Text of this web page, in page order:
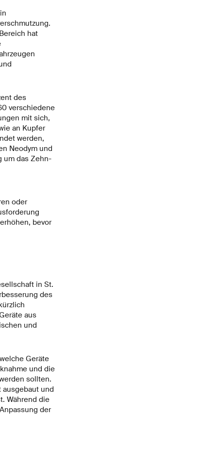
hat
des
verschiedene
mit sich,
an Kupfer
werden,
Neodym und
um das Zehn-
oder
bevor
in St.
des
aus
und
Geräte
und die
sollten.
ausgebaut und
Während die
der